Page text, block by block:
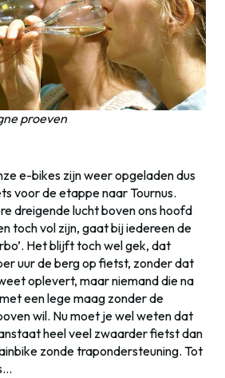
proeven
e-bikes zijn weer opgeladen dus
voor de etappe naar Tournus.
dreigende lucht boven ons hoofd
toch vol zijn, gaat bij iedereen de
Het blijft toch wel gek, dat
uur de berg op fietst, zonder dat
oplevert, maar niemand die na
een lege maag zonder de
wil. Nu moet je wel weten dat
heel veel zwaarder fietst dan
zonde trapondersteuning. Tot